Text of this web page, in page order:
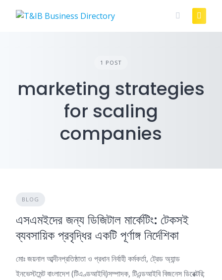
1 POST
marketing strategies
for scaling
companies
BLOG
এসএমইদের জন্য ডিজিটাল মার্কেটিং: টেকসই
ব্যবসায়িক প্রবৃদ্ধির একটি পূর্ণাঙ্গ নির্দেশিকা
মোঃ জয়নাল আব্দীনপ্রতিষ্ঠাতা ও প্রধান নির্বাহী কর্মকর্তা, ট্রেড অ্যান্ড
ইনভেস্টমেন্ট বাংলাদেশ (টিএণ্ডআইবি)সম্পাদক, টিএন্ডআইবি বিজনেস ডিরেক্টরি;